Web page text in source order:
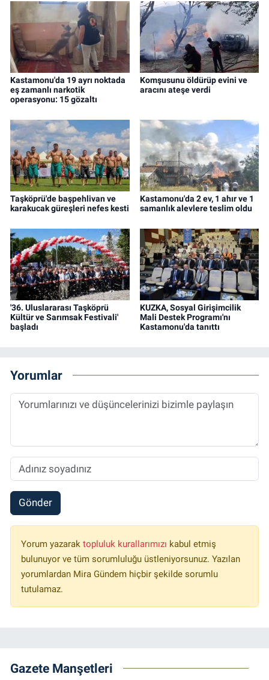
Kastamonu'da 19 ayrı noktada
eş zamanlı narkotik
operasyonu: 15 gözaltı
Komşusunu öldürüp evini ve
aracını ateşe verdi
Taşköprü'de başpehlivan ve
karakucak güreşleri nefes kesti
Kastamonu'da 2 ev, 1 ahır ve 1
samanlık alevlere teslim oldu
'36. Uluslararası Taşköprü
Kültür ve Sarımsak Festivali'
başladı
KUZKA, Sosyal Girişimcilik
Mali Destek Programı'nı
Kastamonu'da tanıttı
Yorumlar
Gönder
Yorum yazarak topluluk kurallarımızı kabul etmiş
bulunuyor ve tüm sorumluluğu üstleniyorsunuz. Yazılan
yorumlardan Mira Gündem hiçbir şekilde sorumlu
tutulamaz.
Gazete Manşetleri